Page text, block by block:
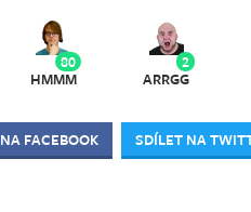
80
HMMM
2
ARRGG
FACEBOOK SDÍLET NA